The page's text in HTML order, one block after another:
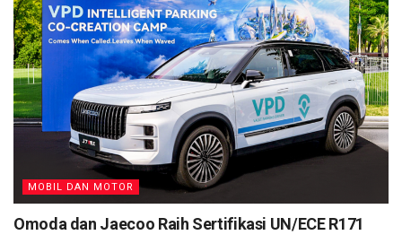
MOBIL DAN MOTOR
Omoda dan Jaecoo Raih Sertifikasi UN/ECE R171